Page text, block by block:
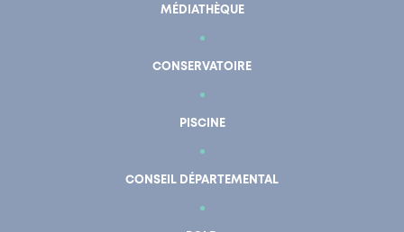
MÉDIATHÈQUE
CONSERVATOIRE
PISCINE
CONSEIL DÉPARTEMENTAL